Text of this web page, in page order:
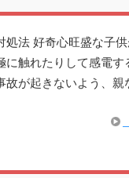
処法 好奇心旺盛な子
に触れたりして感電
故が起きないよう、親